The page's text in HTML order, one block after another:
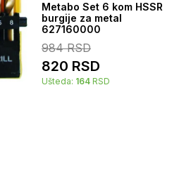
Metabo Set 6 kom HSSR
burgije za metal
627160000
984 RSD
820 RSD
Ušteda: 164 RSD